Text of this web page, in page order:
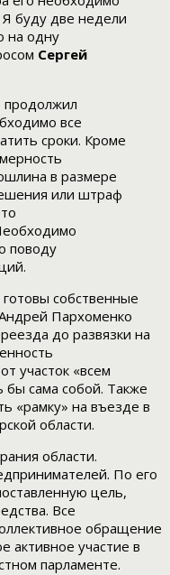
Я буду две недели
на одну
Сергей
продолжил
все
сроки. Кроме
в размере
или штраф
поводу
собственные
Пархоменко
до развязки на
участок «всем
сама собой. Также
«рамку» на въезде в
области.
области.
По его
цель,
Все
обращение
активное участие в
парламенте.